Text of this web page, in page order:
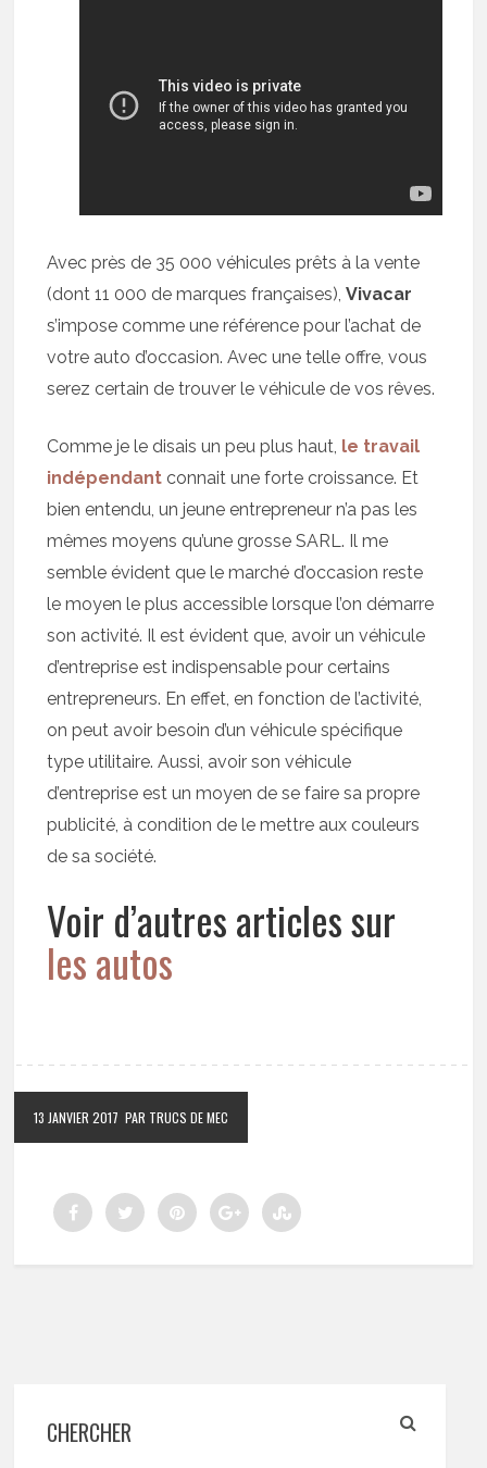
Avec près de 35 000 véhicules prêts à la vente
(dont 11 000 de marques françaises),Vivacar
s’impose comme une référence pour l’achat de
votre auto d’occasion. Avec une telle offre, vous
serez certain de trouver le véhicule de vos rêves.
Comme je le disais un peu plus haut, le travail
indépendant connait une forte croissance. Et
bien entendu, un jeune entrepreneur n’a pas les
mêmes moyens qu’une grosse SARL. Il me
semble évident que le marché d’occasion reste
le moyen le plus accessible lorsque l’on démarre
son activité. Il est évident que, avoir un véhicule
d’entreprise est indispensable pour certains
entrepreneurs. En effet, en fonction de l’activité,
on peut avoir besoin d’un véhicule spécifique
type utilitaire. Aussi, avoir son véhicule
d’entreprise est un moyen de se faire sa propre
publicité, à condition de le mettre aux couleurs
de sa société.
Voir d’autres articles sur
les autos
13 JANVIER 2017 PAR TRUCS DE MEC
CHERCHER